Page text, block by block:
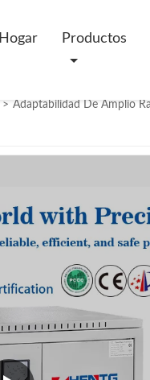
Hogar Productos
>